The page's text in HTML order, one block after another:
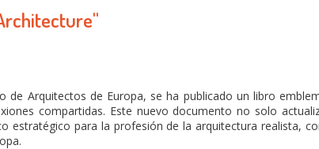
de Arquitectos de Europa, se ha publicado un libro
compartidas. Este nuevo documento no solo
estratégico para la profesión de la arquitectura realista,